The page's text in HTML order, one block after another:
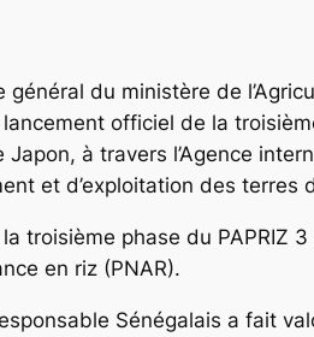
général du ministère de
officiel de la
Japon, à travers l’Agence
et d’exploitation des
la troisième phase du
en riz (PNAR).
Sénégalais a fait